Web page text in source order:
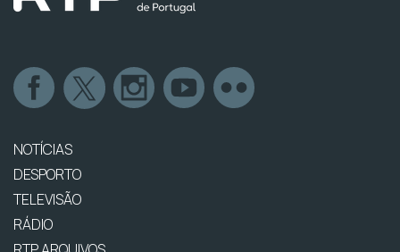
NOTÍCIAS
DESPORTO
TELEVISÃO
RÁDIO